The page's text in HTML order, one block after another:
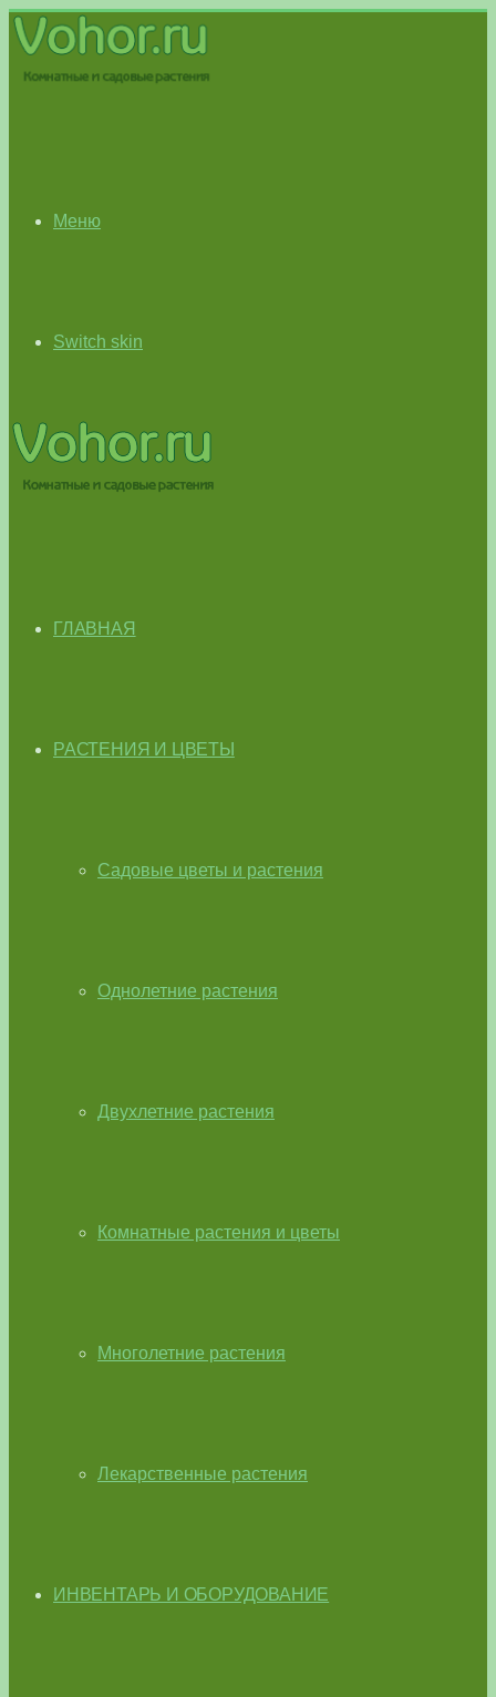
Меню
Switch skin
ГЛАВНАЯ
РАСТЕНИЯ И ЦВЕТЫ
Садовые цветы и растения
Однолетние растения
Двухлетние растения
Комнатные растения и цветы
Многолетние растения
Лекарственные растения
ИНВЕНТАРЬ И ОБОРУДОВАНИЕ